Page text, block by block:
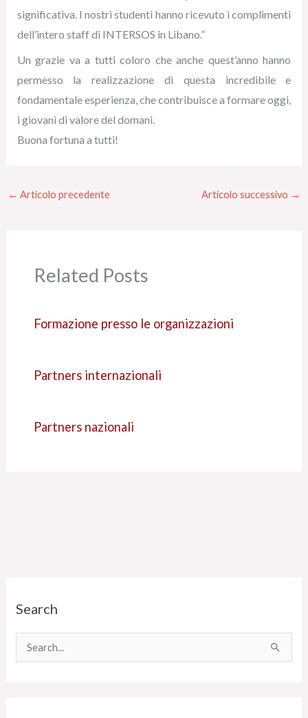
significativa. I nostri studenti hanno ricevuto i complimenti
dell’intero staff di INTERSOS in Libano.”
Un grazie va a tutti coloro che anche quest’anno hanno
permesso la realizzazione di questa incredibile e
fondamentale esperienza, che contribuisce a formare oggi,
i giovani di valore del domani.
Buona fortuna a tutti!
← Articolo precedente Articolo successivo →
Related Posts
Formazione presso le organizzazioni
Partners internazionali
Partners nazionali
Search
a